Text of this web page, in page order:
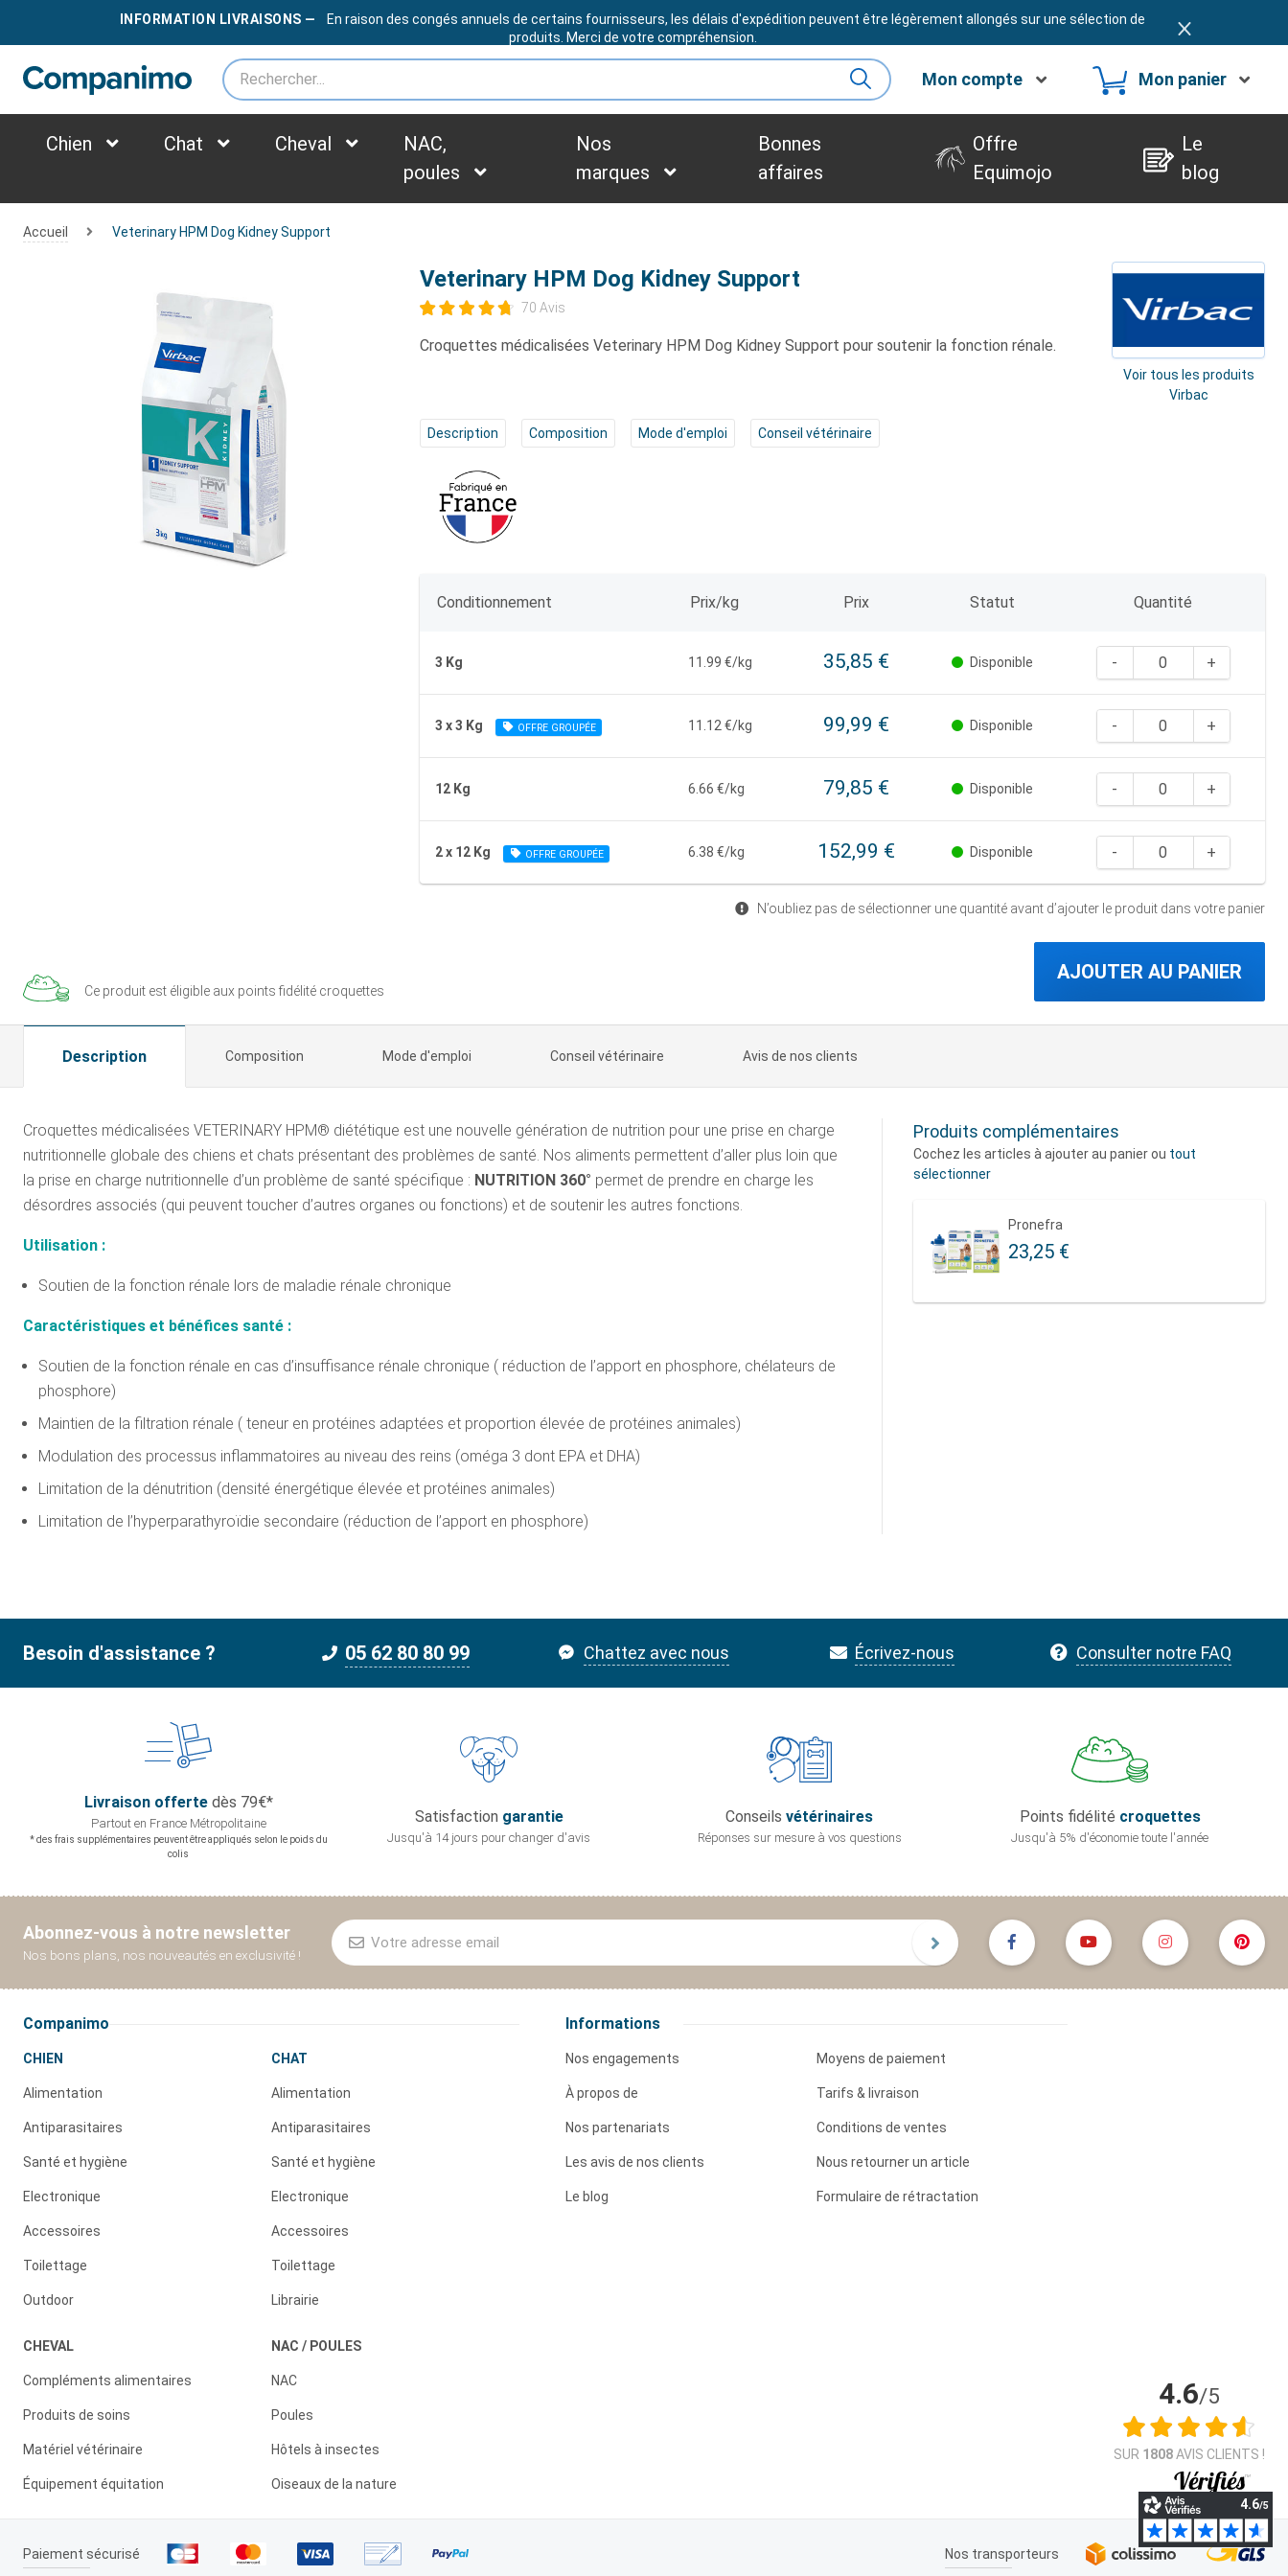
LIVRAISON OFFERTEDÈS79€ BESOIN D'ASSISTANCE ?
INFORMATION LIVRAISONS —
En raison des congés annuels de certains fournisseurs, les délais d'expédition peuvent être légèrement allongés sur une sélection de
produits. Merci de votre compréhension.
Mon compte Mon panier
Chien Chat Cheval
NAC,
poules
Nos
marques
Bonnes
affaires
Offre
Equimojo
Le
blog
Accueil Veterinary HPM Dog Kidney Support
Veterinary HPM Dog Kidney Support
70 Avis
Croquettes médicalisées Veterinary HPM Dog Kidney Support pour soutenir la fonction rénale.
Description Composition Mode d'emploi Conseil vétérinaire
Voir tous les produits
Virbac
Conditionnement Prix/kg Prix Statut Quantité
3 Kg 11.99 €/kg 35,85 € Disponible
3 x 3 Kg OFFRE GROUPÉE 11.12 €/kg 99,99 € Disponible
12 Kg 6.66 €/kg 79,85 € Disponible
2 x 12 Kg OFFRE GROUPÉE 6.38 €/kg 152,99 € Disponible
N’oubliez pas de sélectionner une quantité avant d’ajouter le produit dans votre panier
AJOUTER AU PANIER
Ce produit est éligible aux points fidélité croquettes
Description Composition Mode d'emploi Conseil vétérinaire Avis de nos clients
Croquettes médicalisées VETERINARY HPM® diététique est une nouvelle génération de nutrition pour une prise en charge
nutritionnelle globale des chiens et chats présentant des problèmes de santé. Nos aliments permettent d’aller plus loin que
la prise en charge nutritionnelle d’un problème de santé spécifique : NUTRITION 360° permet de prendre en charge les
désordres associés (qui peuvent toucher d’autres organes ou fonctions) et de soutenir les autres fonctions.
Utilisation :
Soutien de la fonction rénale lors de maladie rénale chronique
Caractéristiques et bénéfices santé :
Soutien de la fonction rénale en cas d’insuffisance rénale chronique ( réduction de l’apport en phosphore, chélateurs de
phosphore)
Maintien de la filtration rénale ( teneur en protéines adaptées et proportion élevée de protéines animales)
Modulation des processus inflammatoires au niveau des reins (oméga 3 dont EPA et DHA)
Limitation de la dénutrition (densité énergétique élevée et protéines animales)
Limitation de l’hyperparathyroïdie secondaire (réduction de l’apport en phosphore)
Produits complémentaires
Cochez les articles à ajouter au panier ou tout
sélectionner
Pronefra
23,25 €
Besoin d'assistance ? 05 62 80 80 99 Chattez avec nous Écrivez-nous Consulter notre FAQ
Livraison offertedès 79€*
Partout en France Métropolitaine
* des frais supplémentaires peuvent être appliqués selon le poids du
colis
Satisfaction garantie
Jusqu'à 14 jours pour changer d'avis
Conseils vétérinaires
Réponses sur mesure à vos questions
Points fidélité croquettes
Jusqu'à 5% d'économie toute l'année
Abonnez-vous à notre newsletter
Nos bons plans, nos nouveautés en exclusivité !
Companimo
CHIEN
Alimentation
Antiparasitaires
Santé et hygiène
Electronique
Accessoires
Toilettage
Outdoor
CHEVAL
Compléments alimentaires
Produits de soins
Matériel vétérinaire
Équipement équitation
CHAT
Alimentation
Antiparasitaires
Santé et hygiène
Electronique
Accessoires
Toilettage
Librairie
NAC / POULES
NAC
Poules
Hôtels à insectes
Oiseaux de la nature
Informations
Nos engagements
À propos de
Nos partenariats
Les avis de nos clients
Le blog
Moyens de paiement
Tarifs & livraison
Conditions de ventes
Nous retourner un article
Formulaire de rétractation
4.6/5
SUR 1808AVIS CLIENTS !
Paiement sécurisé Nos transporteurs